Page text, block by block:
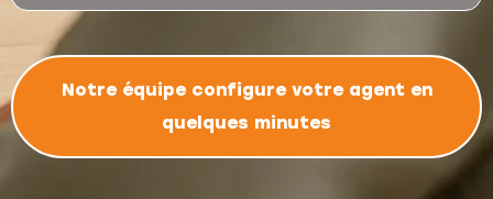
Notre équipe configure votre agent en
quelques minutes